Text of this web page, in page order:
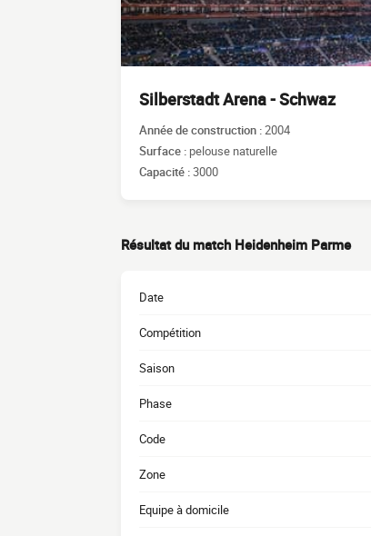
Silberstadt Arena - Schwaz
Année de construction :2004
Surface : pelouse naturelle
Capacité :3000
Résultat du match Heidenheim Parme
Date
Compétition
Saison
Phase
Code
Zone
Equipe à domicile